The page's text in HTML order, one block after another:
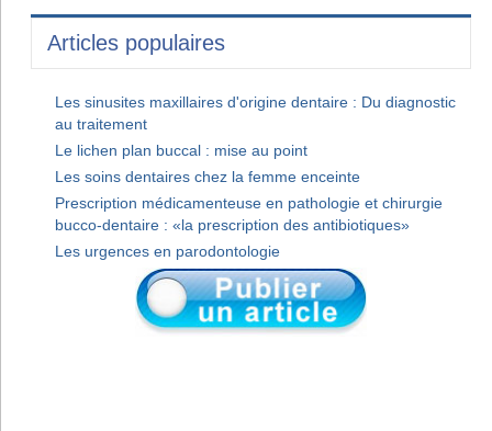
Articles populaires
Les sinusites maxillaires d'origine dentaire : Du diagnostic
au traitement
Le lichen plan buccal : mise au point
Les soins dentaires chez la femme enceinte
Prescription médicamenteuse en pathologie et chirurgie
bucco-dentaire : «la prescription des antibiotiques»
Les urgences en parodontologie